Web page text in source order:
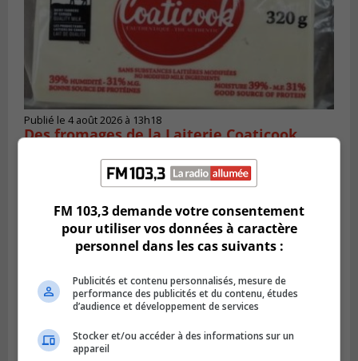
Publié le 4 août 2026 à 13h18
Des fromages de la Laiterie Coaticook
FM 103,3 demande votre consentement
pour utiliser vos données à caractère
personnel dans les cas suivants :
Publicités et contenu personnalisés, mesure de
performance des publicités et du contenu, études
d’audience et développement de services
Stocker et/ou accéder à des informations sur un
appareil